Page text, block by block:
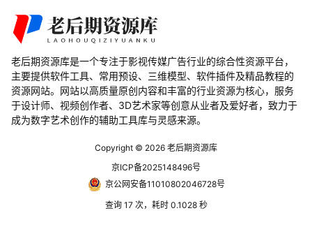
老后期资源库是一个专注于影视传媒广告行业的综合性资源平台，
主要提供软件工具、常用预设、三维模型、软件插件及精品教程的
资源网站。网站以高质量原创内容和丰富的行业资源为核心，服务
于设计师、视频创作者、3D艺术家等创意从业者及爱好者，致力于
成为数字艺术创作的辅助工具库与灵感来源。
Copyright © 2026 老后期资源库
京ICP备2025148496号
京公网安备11010802046728号
查询 17 次，耗时 0.1028 秒